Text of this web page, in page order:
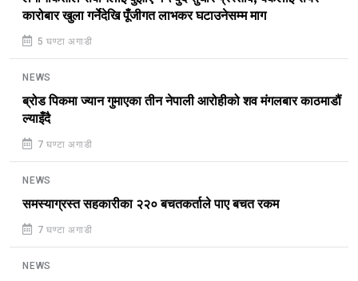
कारोबार खुला गर्नेदेखि पूँजीगत लाभकर घटाउनेसम्म माग
5 घण्टा अगाडी
NEWS
ब्रोड पिकमा ज्यान गुमाएका तीन नेपाली आरोहीको शव मंगलबार काठमाडौं
ल्याइँदै
7 घण्टा अगाडी
NEWS
समस्याग्रस्त सहकारीका २२० बचतकर्ताले पाए बचत रकम
7 घण्टा अगाडी
NEWS